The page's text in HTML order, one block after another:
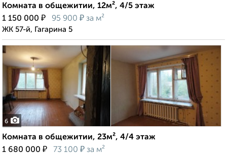
Комната в общежитии, 12м², 4/5 этаж
1 150 000 ₽ 95 900 ₽ за м²
ЖК 57-й, Гагарина 5
6
Комната в общежитии, 23м², 4/4 этаж
1 680 000 ₽ 73 100 ₽ за м²